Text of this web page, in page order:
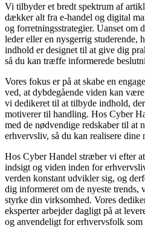
Vi tilbyder et bredt spektrum af
dækker alt fra e-handel og digital
og forretningsstrategier. Uanset om
leder eller en nysgerrig studerende,
indhold er designet til at give dig
så du kan træffe informerede
Vores fokus er på at skabe en
ved, at dybdegående viden kan
vi dedikeret til at tilbyde indhold,
motiverer til handling. Hos Cyber
med de nødvendige redskaber til at
erhvervsliv, så du kan realisere dine
Hos Cyber Handel stræber vi efter
indsigt og viden inden for
verden konstant udvikler sig, og
dig informeret om de nyeste trends,
styrke din virksomhed. Vores
eksperter arbejder dagligt på at
og anvendeligt for erhvervsfolk som